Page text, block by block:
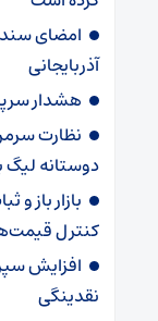
امضای
آذربایجانی
هشدار
نظارت
دوستانه لیگ
بازار باز
کنترل
افزایش
نقدینگی